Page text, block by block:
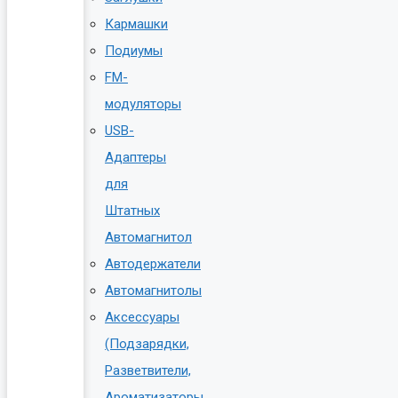
Кармашки
Подиумы
FM-
модуляторы
USB-
Адаптеры
для
Штатных
Автомагнитол
Автодержатели
Автомагнитолы
Аксессуары
(Подзарядки,
Разветвители,